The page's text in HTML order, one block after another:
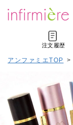
注文履歴
アンファミエTOP >